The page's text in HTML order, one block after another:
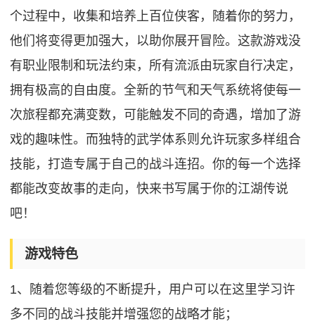
个过程中，收集和培养上百位侠客，随着你的努力，
他们将变得更加强大，以助你展开冒险。这款游戏没
有职业限制和玩法约束，所有流派由玩家自行决定，
拥有极高的自由度。全新的节气和天气系统将使每一
次旅程都充满变数，可能触发不同的奇遇，增加了游
戏的趣味性。而独特的武学体系则允许玩家多样组合
技能，打造专属于自己的战斗连招。你的每一个选择
都能改变故事的走向，快来书写属于你的江湖传说
吧！
游戏特色
1、随着您等级的不断提升，用户可以在这里学习许
多不同的战斗技能并增强您的战略才能；